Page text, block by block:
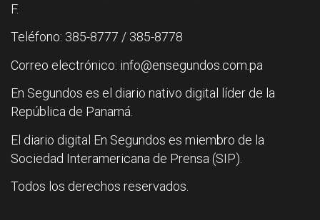
F.
Teléfono: 385-8777 / 385-8778
Correo electrónico: info@ensegundos.com.pa
En Segundos es el diario nativo digital líder de la
República de Panamá.
El diario digital En Segundos es miembro de la
Sociedad Interamericana de Prensa (SIP).
Todos los derechos reservados.